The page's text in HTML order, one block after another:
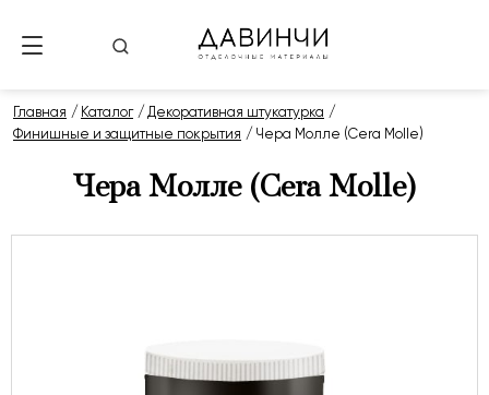
Главная Каталог
Декоративная штукатурка
Финишные и защитные покрытия
Чера Молле (Cera Molle)
Чера Молле (Cera Molle)